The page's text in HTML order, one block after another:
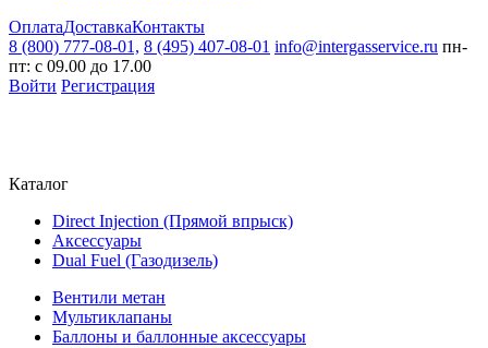
ОплатаДоставкаКонтакты
8 (800) 777-08-01, 8 (495) 407-08-01 info@intergasservice.ru пн-
пт: с 09.00 до 17.00
Войти Регистрация
Каталог
Direct Injection (Прямой впрыск)
Аксессуары
Dual Fuel (Газодизель)
Вентили метан
Мультиклапаны
Баллоны и баллонные аксессуары